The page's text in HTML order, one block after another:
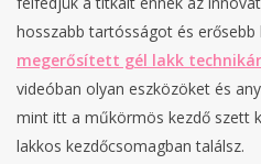
hosszabb tartósságot és
megerősített gél lakk
videóban olyan eszközöket és
mint itt a műkörmös kezdő szett
lakkos kezdőcsomagban találsz.